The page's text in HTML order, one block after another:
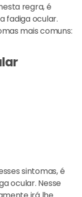
regra, é
fadiga ocular.
mais comuns:
sintomas, é
ocular. Nesse